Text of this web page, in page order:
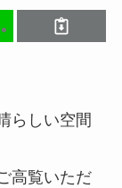
らしい空間
高覧いただ